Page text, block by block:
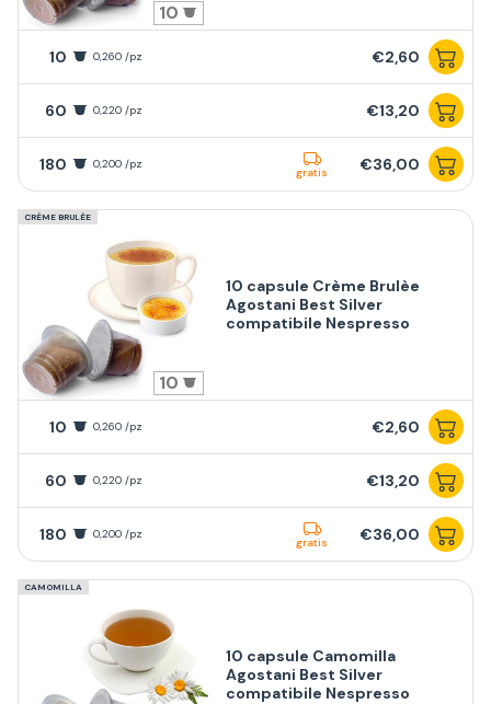
10
10 0,260 /pz €2,60
60 0,220 /pz €13,20
180 0,200 /pz
gratis €36,00
CRÈME BRULÈE
10
10 capsule Crème Brulèe
Agostani Best Silver
compatibile Nespresso
10 0,260 /pz €2,60
60 0,220 /pz €13,20
180 0,200 /pz
gratis €36,00
CAMOMILLA
10 capsule Camomilla
Agostani Best Silver
compatibile Nespresso